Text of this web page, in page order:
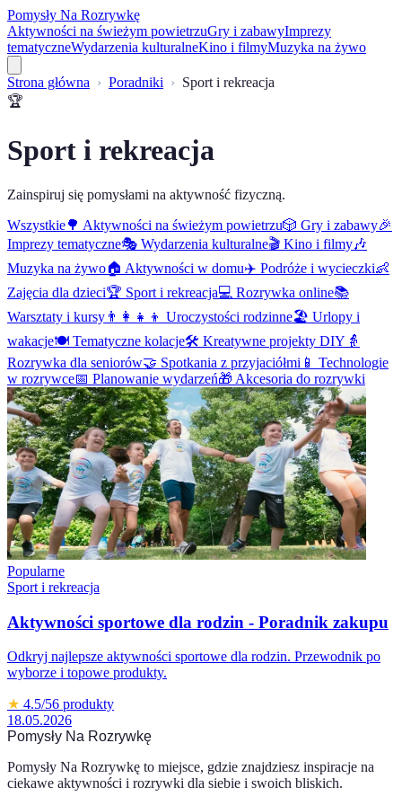
Pomysły Na Rozrywkę
Aktywności na świeżym powietrzuGry i zabawyImprezy
tematyczneWydarzenia kulturalneKino i filmyMuzyka na żywo
Strona główna Poradniki
Sport i rekreacja
🏆
Sport i rekreacja
Zainspiruj się pomysłami na aktywność fizyczną.
Wszystkie🌳 Aktywności na świeżym powietrzu🎲 Gry i zabawy🎉
Imprezy tematyczne🎭 Wydarzenia kulturalne🎬 Kino i filmy🎶
Muzyka na żywo🏠 Aktywności w domu✈️ Podróże i wycieczki👶
Zajęcia dla dzieci🏆 Sport i rekreacja💻 Rozrywka online📚
Warsztaty i kursy 👨‍👩‍👧‍👦 Uroczystości rodzinne🏖️ Urlopy i
wakacje🍽️ Tematyczne kolacje🛠️ Kreatywne projekty DIY 👵
Rozrywka dla seniorów🤝 Spotkania z przyjaciółmi 📱 Technologie
w rozrywce📅 Planowanie wydarzeń🎁 Akcesoria do rozrywki
Popularne
Sport i rekreacja
Aktywności sportowe dla rodzin - Poradnik zakupu
Odkryj najlepsze aktywności sportowe dla rodzin. Przewodnik po
wyborze i topowe produkty.
★ 4.5/56 produkty
18.05.2026
Pomysły Na Rozrywkę
Pomysły Na Rozrywkę to miejsce, gdzie znajdziesz inspiracje na
ciekawe aktywności i rozrywki dla siebie i swoich bliskich.